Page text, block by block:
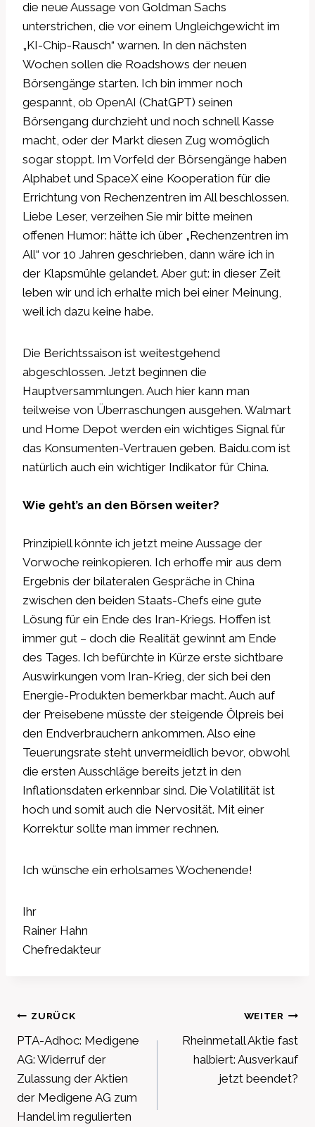
die neue Aussage von Goldman Sachs
unterstrichen, die vor einem Ungleichgewicht im
„KI-Chip-Rausch“ warnen. In den nächsten
Wochen sollen die Roadshows der neuen
Börsengänge starten. Ich bin immer noch
gespannt, ob OpenAI (ChatGPT) seinen
Börsengang durchzieht und noch schnell Kasse
macht, oder der Markt diesen Zug womöglich
sogar stoppt. Im Vorfeld der Börsengänge haben
Alphabet und SpaceX eine Kooperation für die
Errichtung von Rechenzentren im All beschlossen.
Liebe Leser, verzeihen Sie mir bitte meinen
offenen Humor: hätte ich über „Rechenzentren im
All“ vor 10 Jahren geschrieben, dann wäre ich in
der Klapsmühle gelandet. Aber gut: in dieser Zeit
leben wir und ich erhalte mich bei einer Meinung,
weil ich dazu keine habe.
Die Berichtssaison ist weitestgehend
abgeschlossen. Jetzt beginnen die
Hauptversammlungen. Auch hier kann man
teilweise von Überraschungen ausgehen. Walmart
und Home Depot werden ein wichtiges Signal für
das Konsumenten-Vertrauen geben. Baidu.com ist
natürlich auch ein wichtiger Indikator für China.
Wie geht’s an den Börsen weiter?
Prinzipiell könnte ich jetzt meine Aussage der
Vorwoche reinkopieren. Ich erhoffe mir aus dem
Ergebnis der bilateralen Gespräche in China
zwischen den beiden Staats-Chefs eine gute
Lösung für ein Ende des Iran-Kriegs. Hoffen ist
immer gut – doch die Realität gewinnt am Ende
des Tages. Ich befürchte in Kürze erste sichtbare
Auswirkungen vom Iran-Krieg, der sich bei den
Energie-Produkten bemerkbar macht. Auch auf
der Preisebene müsste der steigende Ölpreis bei
den Endverbrauchern ankommen. Also eine
Teuerungsrate steht unvermeidlich bevor, obwohl
die ersten Ausschläge bereits jetzt in den
Inflationsdaten erkennbar sind. Die Volatilität ist
hoch und somit auch die Nervosität. Mit einer
Korrektur sollte man immer rechnen.
Ich wünsche ein erholsames Wochenende!
Ihr
Rainer Hahn
Chefredakteur
Beitragsnavigation
ZURÜCK
PTA-Adhoc: Medigene
AG: Widerruf der
Zulassung der Aktien
der Medigene AG zum
Handel im regulierten
WEITER
Rheinmetall Aktie fast
halbiert: Ausverkauf
jetzt beendet?